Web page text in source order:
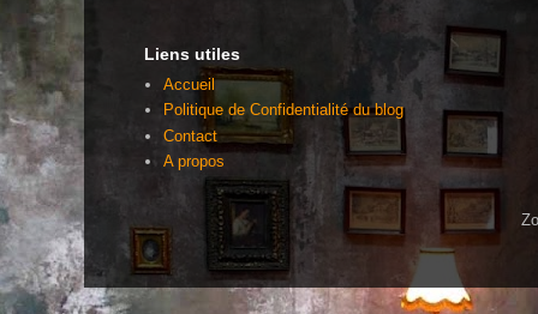
Liens utiles
Accueil
Politique de Confidentialité du blog
Contact
A propos